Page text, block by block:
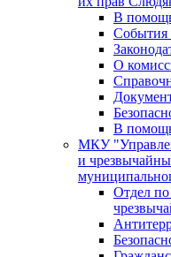
В
События
О
В
МКУ
и
Отдел